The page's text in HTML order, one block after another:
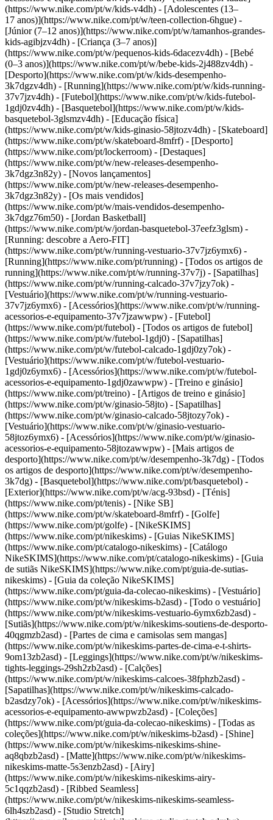
(https://www.nike.com/pt/w/kids-v4dh) - [Adolescentes (13–
17 anos)](https://www.nike.com/pt/w/teen-collection-6hgue) -
[Júnior (7–12 anos)](https://www.nike.com/pt/w/tamanhos-grandes-
kids-agibjzv4dh) - [Criança (3–7 anos)]
(https://www.nike.com/pt/w/pequenos-kids-6dacezv4dh) - [Bebé
(0–3 anos)](https://www.nike.com/pt/w/bebe-kids-2j488zv4dh) -
[Desporto](https://www.nike.com/pt/w/kids-desempenho-
3k7dgzv4dh) - [Running](https://www.nike.com/pt/w/kids-running-
37v7jzv4dh) - [Futebol](https://www.nike.com/pt/w/kids-futebol-
1gdj0zv4dh) - [Basquetebol](https://www.nike.com/pt/w/kids-
basquetebol-3glsmzv4dh) - [Educação física]
(https://www.nike.com/pt/w/kids-ginasio-58jtozv4dh) - [Skateboard]
(https://www.nike.com/pt/w/skateboard-8mfrf) - [Desporto]
(https://www.nike.com/pt/lockerroom) - [Destaques]
(https://www.nike.com/pt/w/new-releases-desempenho-
3k7dgz3n82y) - [Novos lançamentos]
(https://www.nike.com/pt/w/new-releases-desempenho-
3k7dgz3n82y) - [Os mais vendidos]
(https://www.nike.com/pt/w/mais-vendidos-desempenho-
3k7dgz76m50) - [Jordan Basketball]
(https://www.nike.com/pt/w/jordan-basquetebol-37eefz3glsm) -
[Running: descobre a Aero-FIT]
(https://www.nike.com/pt/w/running-vestuario-37v7jz6ymx6) -
[Running](https://www.nike.com/pt/running) - [Todos os artigos de
running](https://www.nike.com/pt/w/running-37v7j) - [Sapatilhas]
(https://www.nike.com/pt/w/running-calcado-37v7jzy7ok) -
[Vestuário](https://www.nike.com/pt/w/running-vestuario-
37v7jz6ymx6) - [Acessórios](https://www.nike.com/pt/w/running-
acessorios-e-equipamento-37v7jzawwpw) - [Futebol]
(https://www.nike.com/pt/futebol) - [Todos os artigos de futebol]
(https://www.nike.com/pt/w/futebol-1gdj0) - [Sapatilhas]
(https://www.nike.com/pt/w/futebol-calcado-1gdj0zy7ok) -
[Vestuário](https://www.nike.com/pt/w/futebol-vestuario-
1gdj0z6ymx6) - [Acessórios](https://www.nike.com/pt/w/futebol-
acessorios-e-equipamento-1gdj0zawwpw) - [Treino e ginásio]
(https://www.nike.com/pt/treino) - [Artigos de treino e ginásio]
(https://www.nike.com/pt/w/ginasio-58jto) - [Sapatilhas]
(https://www.nike.com/pt/w/ginasio-calcado-58jtozy7ok) -
[Vestuário](https://www.nike.com/pt/w/ginasio-vestuario-
58jtoz6ymx6) - [Acessórios](https://www.nike.com/pt/w/ginasio-
acessorios-e-equipamento-58jtozawwpw) - [Mais artigos de
desporto](https://www.nike.com/pt/w/desempenho-3k7dg) - [Todos
os artigos de desporto](https://www.nike.com/pt/w/desempenho-
3k7dg) - [Basquetebol](https://www.nike.com/pt/basquetebol) -
[Exterior](https://www.nike.com/pt/w/acg-93bsd) - [Ténis]
(https://www.nike.com/pt/tenis) - [Nike SB]
(https://www.nike.com/pt/w/skateboard-8mfrf) - [Golfe]
(https://www.nike.com/pt/golfe) - [NikeSKIMS]
(https://www.nike.com/pt/nikeskims) - [Guias NikeSKIMS]
(https://www.nike.com/pt/catalogo-nikeskims) - [Catálogo
NikeSKIMS](https://www.nike.com/pt/catalogo-nikeskims) - [Guia
de sutiãs NikeSKIMS](https://www.nike.com/pt/guia-de-sutias-
nikeskims) - [Guia da coleção NikeSKIMS]
(https://www.nike.com/pt/guia-da-colecao-nikeskims) - [Vestuário]
(https://www.nike.com/pt/w/nikeskims-b2asd) - [Todo o vestuário]
(https://www.nike.com/pt/w/nikeskims-vestuario-6ymx6zb2asd) -
[Sutiãs](https://www.nike.com/pt/w/nikeskims-soutiens-de-desporto-
40qgmzb2asd) - [Partes de cima e camisolas sem mangas]
(https://www.nike.com/pt/w/nikeskims-partes-de-cima-e-t-shirts-
9om13zb2asd) - [Leggings](https://www.nike.com/pt/w/nikeskims-
tights-leggings-29sh2zb2asd) - [Calções]
(https://www.nike.com/pt/w/nikeskims-calcoes-38fphzb2asd) -
[Sapatilhas](https://www.nike.com/pt/w/nikeskims-calcado-
b2asdzy7ok) - [Acessórios](https://www.nike.com/pt/w/nikeskims-
acessorios-e-equipamento-awwpwzb2asd) - [Coleções]
(https://www.nike.com/pt/guia-da-colecao-nikeskims) - [Todas as
coleções](https://www.nike.com/pt/w/nikeskims-b2asd) - [Shine]
(https://www.nike.com/pt/w/nikeskims-nikeskims-shine-
aq8qbzb2asd) - [Matte](https://www.nike.com/pt/w/nikeskims-
nikeskims-matte-5s3enzb2asd) - [Airy]
(https://www.nike.com/pt/w/nikeskims-nikeskims-airy-
5c1qqzb2asd) - [Ribbed Seamless]
(https://www.nike.com/pt/w/nikeskims-nikeskims-seamless-
6lh4szb2asd) - [Studio Stretch]